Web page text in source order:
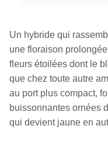
Un hybride qui
une floraison
fleurs étoilées dont le
que chez toute autre
au port plus compact,
buissonnantes ornées
qui devient jaune en